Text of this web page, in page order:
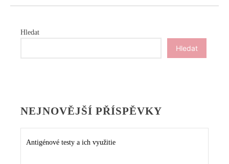
Hledat
Hledat
NEJNOVĚJŠÍ PŘÍSPĚVKY
Antigénové testy a ich využitie